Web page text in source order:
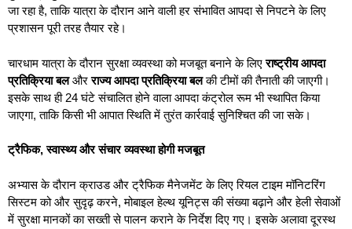
जा रहा है, ताकि यात्रा के दौरान आने वाली हर संभावित आपदा से निपटने के लिए
प्रशासन पूरी तरह तैयार रहे।
चारधाम यात्रा के दौरान सुरक्षा व्यवस्था को मजबूत बनाने के लिएराष्ट्रीय आपदा
प्रतिक्रिया बलऔरराज्य आपदा प्रतिक्रिया बलकी टीमों की तैनाती की जाएगी।
इसके साथ ही 24 घंटे संचालित होने वाला आपदा कंट्रोल रूम भी स्थापित किया
जाएगा, ताकि किसी भी आपात स्थिति में तुरंत कार्रवाई सुनिश्चित की जा सके।
ट्रैफिक,स्वास्थ्य और संचार व्यवस्था होगी मजबूत
अभ्यास के दौरान क्राउड और ट्रैफिक मैनेजमेंट के लिए रियल टाइम मॉनिटरिंग
सिस्टम को और सुदृढ़ करने, मोबाइल हेल्थ यूनिट्स की संख्या बढ़ाने और हेली सेवाओं
में सुरक्षा मानकों का सख्ती से पालन कराने के निर्देश दिए गए। इसके अलावा दूरस्थ